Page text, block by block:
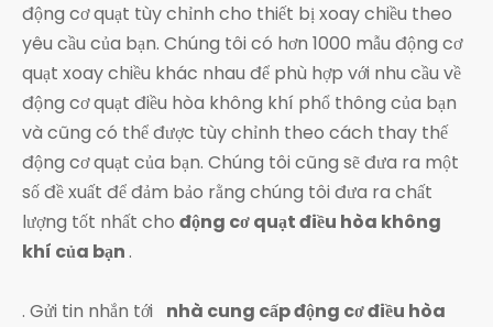
động cơ quạt tùy chỉnh cho thiết bị xoay chiều theo
yêu cầu của bạn. Chúng tôi có hơn 1000 mẫu động cơ
quạt xoay chiều khác nhau để phù hợp với nhu cầu về
động cơ quạt điều hòa không khí phổ thông của bạn
và cũng có thể được tùy chỉnh theo cách thay thế
động cơ quạt của bạn. Chúng tôi cũng sẽ đưa ra một
số đề xuất để đảm bảo rằng chúng tôi đưa ra chất
lượng tốt nhất cho động cơ quạt điều hòa không
khí của bạn.
. Gửi tin nhắn tới nhà cung cấp động cơ điều hòa